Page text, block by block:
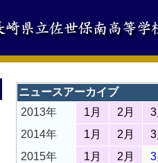
ニュースアーカイブ
2013年
1月 2月
2014年
1月 2月
2015年
1月 2月